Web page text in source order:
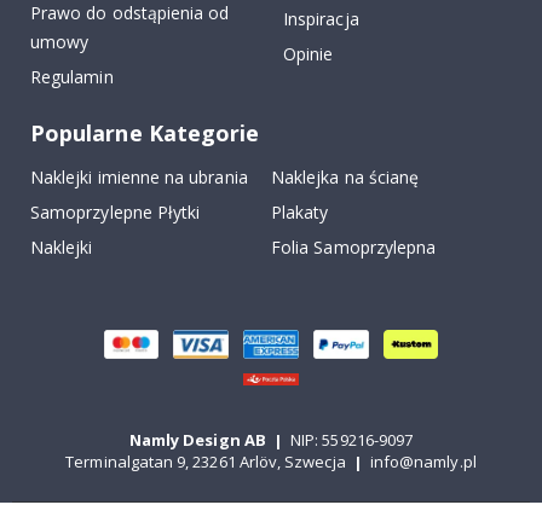
Prawo do odstąpienia od
umowy
Regulamin
Inspiracja
Opinie
Popularne Kategorie
Naklejki imienne na ubrania
Naklejka na ścianę
Samoprzylepne Płytki
Plakaty
Naklejki
Folia Samoprzylepna
Namly Design AB | NIP: 559216-9097
Terminalgatan 9, 23261 Arlöv, Szwecja | info@namly.pl